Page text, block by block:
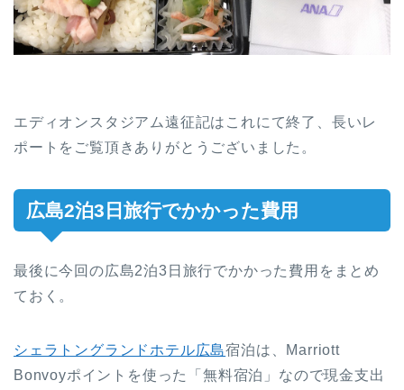
エディオンスタジアム遠征記はこれにて終了、長いレ
ポートをご覧頂きありがとうございました。
広島2泊3日旅行でかかった費用
最後に今回の広島2泊3日旅行でかかった費用をまとめ
ておく。
シェラトングランドホテル広島宿泊は、Marriott
Bonvoyポイントを使った「無料宿泊」なので現金支出